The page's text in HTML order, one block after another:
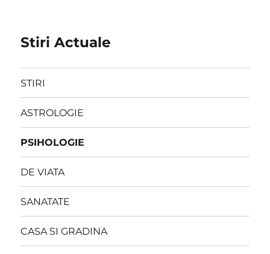
Stiri Actuale
STIRI
ASTROLOGIE
PSIHOLOGIE
DE VIATA
SANATATE
CASA SI GRADINA